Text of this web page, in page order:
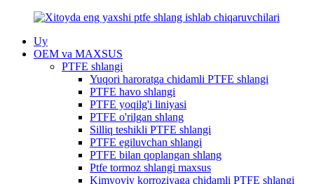
Uy
OEM va MAXSUS
PTFE shlangi
Yuqori haroratga chidamli PTFE shlangi
PTFE havo shlangi
PTFE yoqilg'i liniyasi
PTFE o'rilgan shlang
Silliq teshikli PTFE shlangi
PTFE egiluvchan shlangi
PTFE bilan qoplangan shlang
Ptfe tormoz shlangi maxsus
Kimyoviy korroziyaga chidamli PTFE shlangi